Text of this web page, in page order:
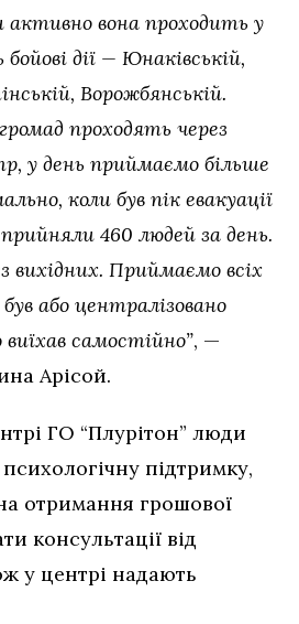
активно вона проходить у
дії — Юнаківській,
Ворожбянській.
проходять через
у день приймаємо більше
коли був пік евакуації
460 людей за день.
вихідних. Приймаємо всіх
або централізовано
самостійно”, —
Арісой.
ГО “Плурітон” люди
підтримку,
отримання грошової
консультації від
у центрі надають